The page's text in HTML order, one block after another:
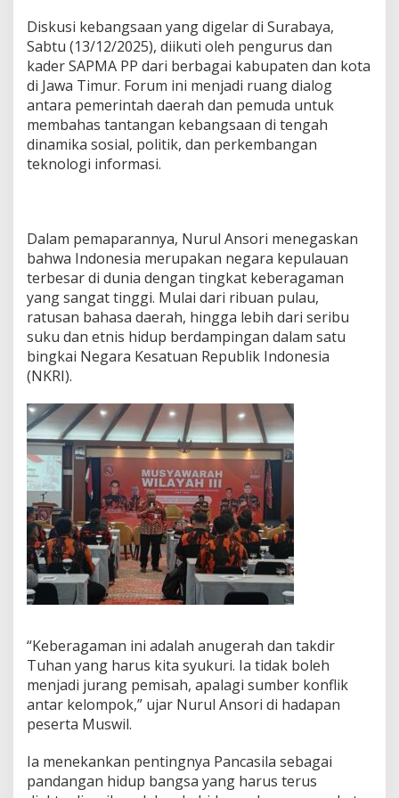
g
u
a
a
n
G
e
n
e
i
P
a
n
c
a
s
i
l
n
u
j
I
n
d
o
n
e
s
i
m
a
s
2
Diskusi kebangsaan yang digelar di Surabaya,
Sabtu (13/12/2025), diikuti oleh pengurus dan
kader SAPMA PP dari berbagai kabupaten dan kota
di Jawa Timur. Forum ini menjadi ruang dialog
antara pemerintah daerah dan pemuda untuk
membahas tantangan kebangsaan di tengah
dinamika sosial, politik, dan perkembangan
teknologi informasi.
Dalam pemaparannya, Nurul Ansori menegaskan
bahwa Indonesia merupakan negara kepulauan
terbesar di dunia dengan tingkat keberagaman
yang sangat tinggi. Mulai dari ribuan pulau,
ratusan bahasa daerah, hingga lebih dari seribu
suku dan etnis hidup berdampingan dalam satu
bingkai Negara Kesatuan Republik Indonesia
(NKRI).
“Keberagaman ini adalah anugerah dan takdir
Tuhan yang harus kita syukuri. Ia tidak boleh
menjadi jurang pemisah, apalagi sumber konflik
antar kelompok,” ujar Nurul Ansori di hadapan
peserta Muswil.
Ia menekankan pentingnya Pancasila sebagai
pandangan hidup bangsa yang harus terus